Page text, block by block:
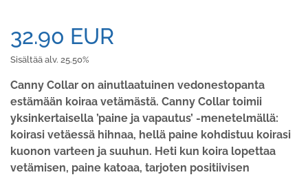
32.90 EUR
Sisältää alv. 25.50%
Canny Collar on ainutlaatuinen vedonestopanta
estämään koiraa vetämästä. Canny Collar toimii
yksinkertaisella ’paine ja vapautus’ -menetelmällä:
koirasi vetäessä hihnaa, hellä paine kohdistuu koirasi
kuonon varteen ja suuhun. Heti kun koira lopettaa
vetämisen, paine katoaa, tarjoten positiivisen